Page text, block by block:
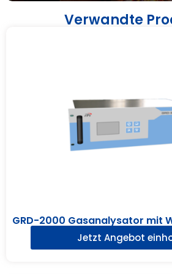
Verwandte
GRD-2000 Gasanalysator mit
Jetzt Angebot